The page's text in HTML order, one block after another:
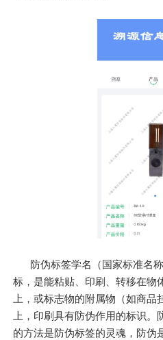
防伪标签学名（国家标准名
标，是能粘贴、印刷、转移在物
上，或标志物的附属物（如商品
上，印刷具有防伪作用的标识。
的方法是防伪标签的灵魂，防伪